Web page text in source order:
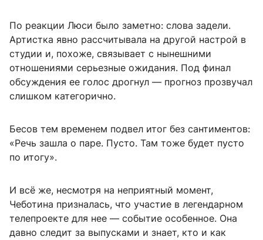
По реакции Люси было заметно: слова задели.
Артистка явно рассчитывала на другой настрой в
студии и, похоже, связывает с нынешними
отношениями серьезные ожидания. Под финал
обсуждения ее голос дрогнул — прогноз прозвучал
слишком категорично.
Бесов тем временем подвел итог без сантиментов:
«Речь зашла о паре. Пусто. Там тоже будет пусто
по итогу».
И всё же, несмотря на неприятный момент,
Чеботина призналась, что участие в легендарном
телепроекте для нее — событие особенное. Она
давно следит за выпусками и знает, кто и как